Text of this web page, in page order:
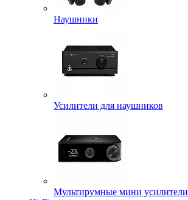
Наушники
Усилители для наушников
Мультирумные мини усилители